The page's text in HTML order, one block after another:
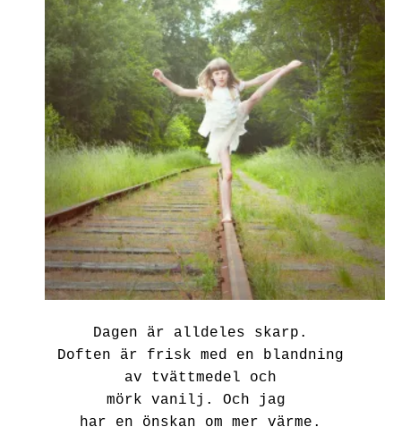
Dagen är alldeles skarp.
Doften är frisk med en blandning
av tvättmedel och
mörk vanilj. Och jag
har en önskan om mer värme.